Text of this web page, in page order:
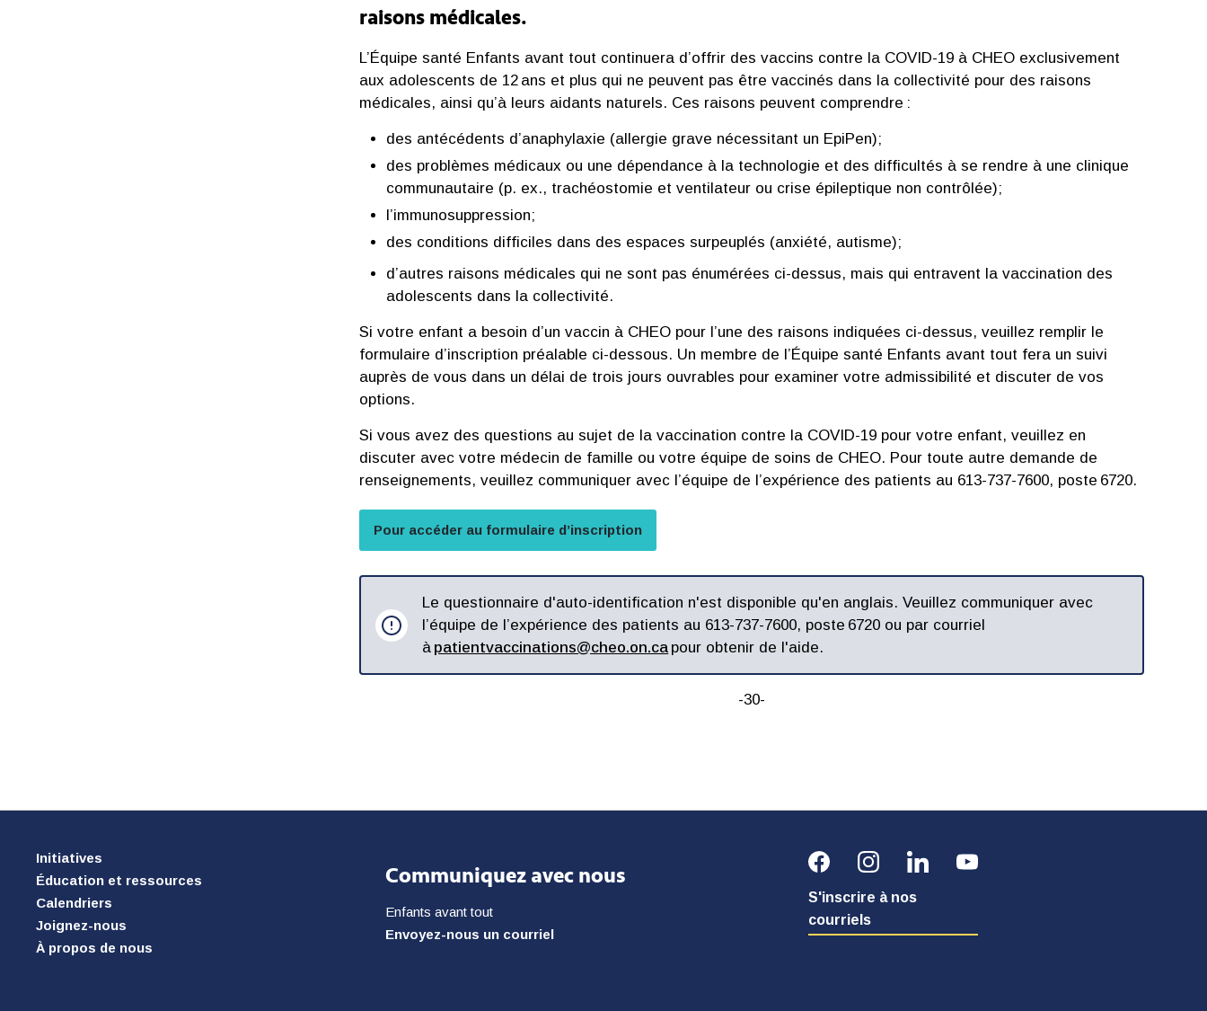
raisons médicales.
L’Équipe santé Enfants avant tout continuera d’offrir des vaccins contre la COVID-19 à CHEO exclusivement
aux adolescents de 12 ans et plus qui ne peuvent pas être vaccinés dans la collectivité pour des raisons
médicales, ainsi qu’à leurs aidants naturels. Ces raisons peuvent comprendre :
des antécédents d’anaphylaxie (allergie grave nécessitant un EpiPen);
des problèmes médicaux ou une dépendance à la technologie et des difficultés à se rendre à une clinique
communautaire (p. ex., trachéostomie et ventilateur ou crise épileptique non contrôlée);
l’immunosuppression;
des conditions difficiles dans des espaces surpeuplés (anxiété, autisme);
d’autres raisons médicales qui ne sont pas énumérées ci-dessus, mais qui entravent la vaccination des
adolescents dans la collectivité.
Si votre enfant a besoin d’un vaccin à CHEO pour l’une des raisons indiquées ci-dessus, veuillez remplir le
formulaire d’inscription préalable ci-dessous. Un membre de l’Équipe santé Enfants avant tout fera un suivi
auprès de vous dans un délai de trois jours ouvrables pour examiner votre admissibilité et discuter de vos
options.
Si vous avez des questions au sujet de la vaccination contre la COVID-19 pour votre enfant, veuillez en
discuter avec votre médecin de famille ou votre équipe de soins de CHEO. Pour toute autre demande de
renseignements, veuillez communiquer avec l’équipe de l’expérience des patients au 613-737-7600, poste 6720.
Pour accéder au formulaire d’inscription
Le questionnaire d'auto-identification n'est disponible qu'en anglais. Veuillez communiquer avec
l’équipe de l’expérience des patients au 613-737-7600, poste 6720 ou par courriel
à patientvaccinations@cheo.on.ca pour obtenir de l'aide.
-30-
Initiatives
Éducation et ressources
Calendriers
Joignez-nous
À propos de nous
Communiquez avec nous
Enfants avant tout
Envoyez-nous un courriel
S'inscrire à nos
courriels